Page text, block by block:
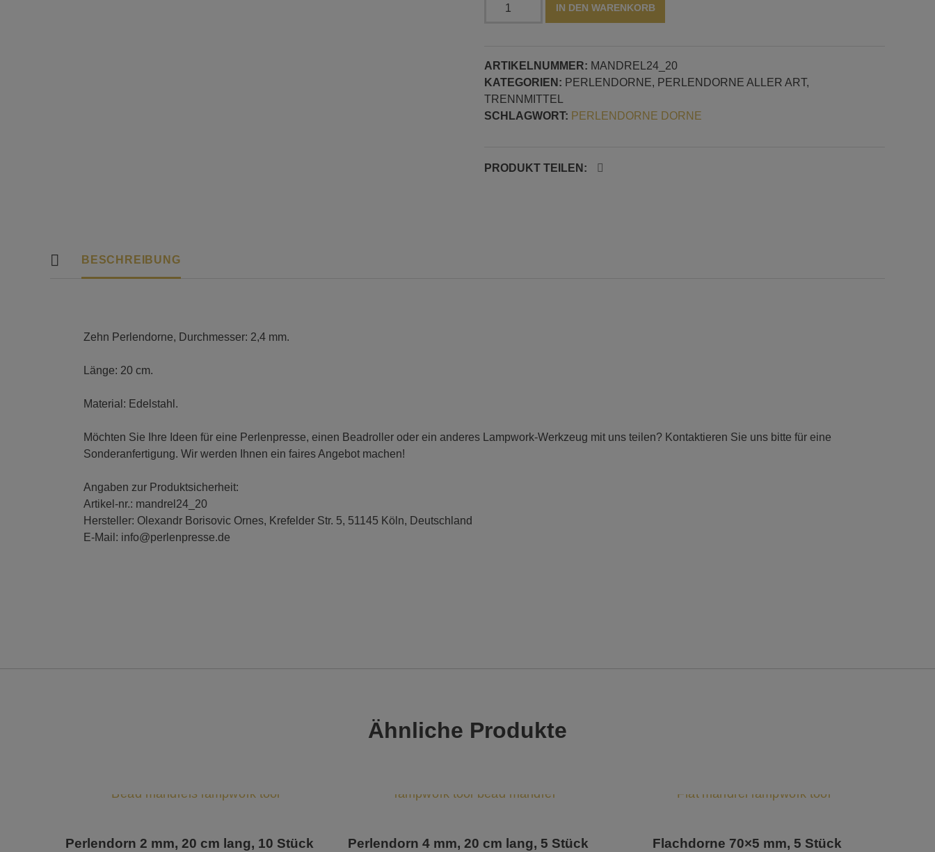
cm
lang,
10
Stück
IN DEN WARENKORB
ARTIKELNUMMER: MANDREL24_20
KATEGORIEN: PERLENDORNE, PERLENDORNE ALLER ART,
TRENNMITTEL
SCHLAGWORT: PERLENDORNE DORNE
PRODUKT TEILEN:
BESCHREIBUNG
Zehn Perlendorne, Durchmesser: 2,4 mm.
Länge: 20 cm.
Material: Edelstahl.
Möchten Sie Ihre Ideen für eine Perlenpresse, einen Beadroller oder ein anderes Lampwork-Werkzeug mit uns teilen? Kontaktieren Sie uns bitte für eine
Sonderanfertigung. Wir werden Ihnen ein faires Angebot machen!
Angaben zur Produktsicherheit:
Artikel-nr.: mandrel24_20
Hersteller: Olexandr Borisovic Ornes, Krefelder Str. 5, 51145 Köln, Deutschland
E-Mail: info@perlenpresse.de
Ähnliche Produkte
Perlendorn 2 mm, 20 cm lang, 10 Stück Perlendorn 4 mm, 20 cm lang, 5 Stück Flachdorne 70×5 mm, 5 Stück